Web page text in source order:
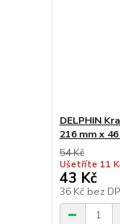
DELPHIN
216 mm x
54 Kč
Ušetříte 11
43 Kč
36 Kč bez